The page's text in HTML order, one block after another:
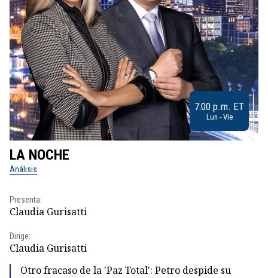
7:00 p.m. ET
Lun - Vie
LA NOCHE
Análisis
Presenta:
Claudia Gurisatti
Dirige:
Claudia Gurisatti
Otro fracaso de la 'Paz Total': Petro despide su